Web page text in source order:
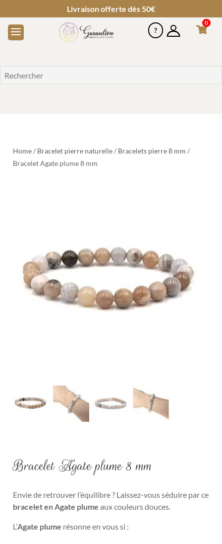
Livraison offerte dès 50€
0
Home/ Bracelet pierre naturelle/ Bracelets pierre 8 mm /
Bracelet Agate plume 8 mm
Bracelet Agate plume 8 mm
Envie de retrouver l’équilibre ? Laissez-vous séduire par ce
bracelet en Agate plume aux couleurs douces.
L’Agate plume résonne en vous si :